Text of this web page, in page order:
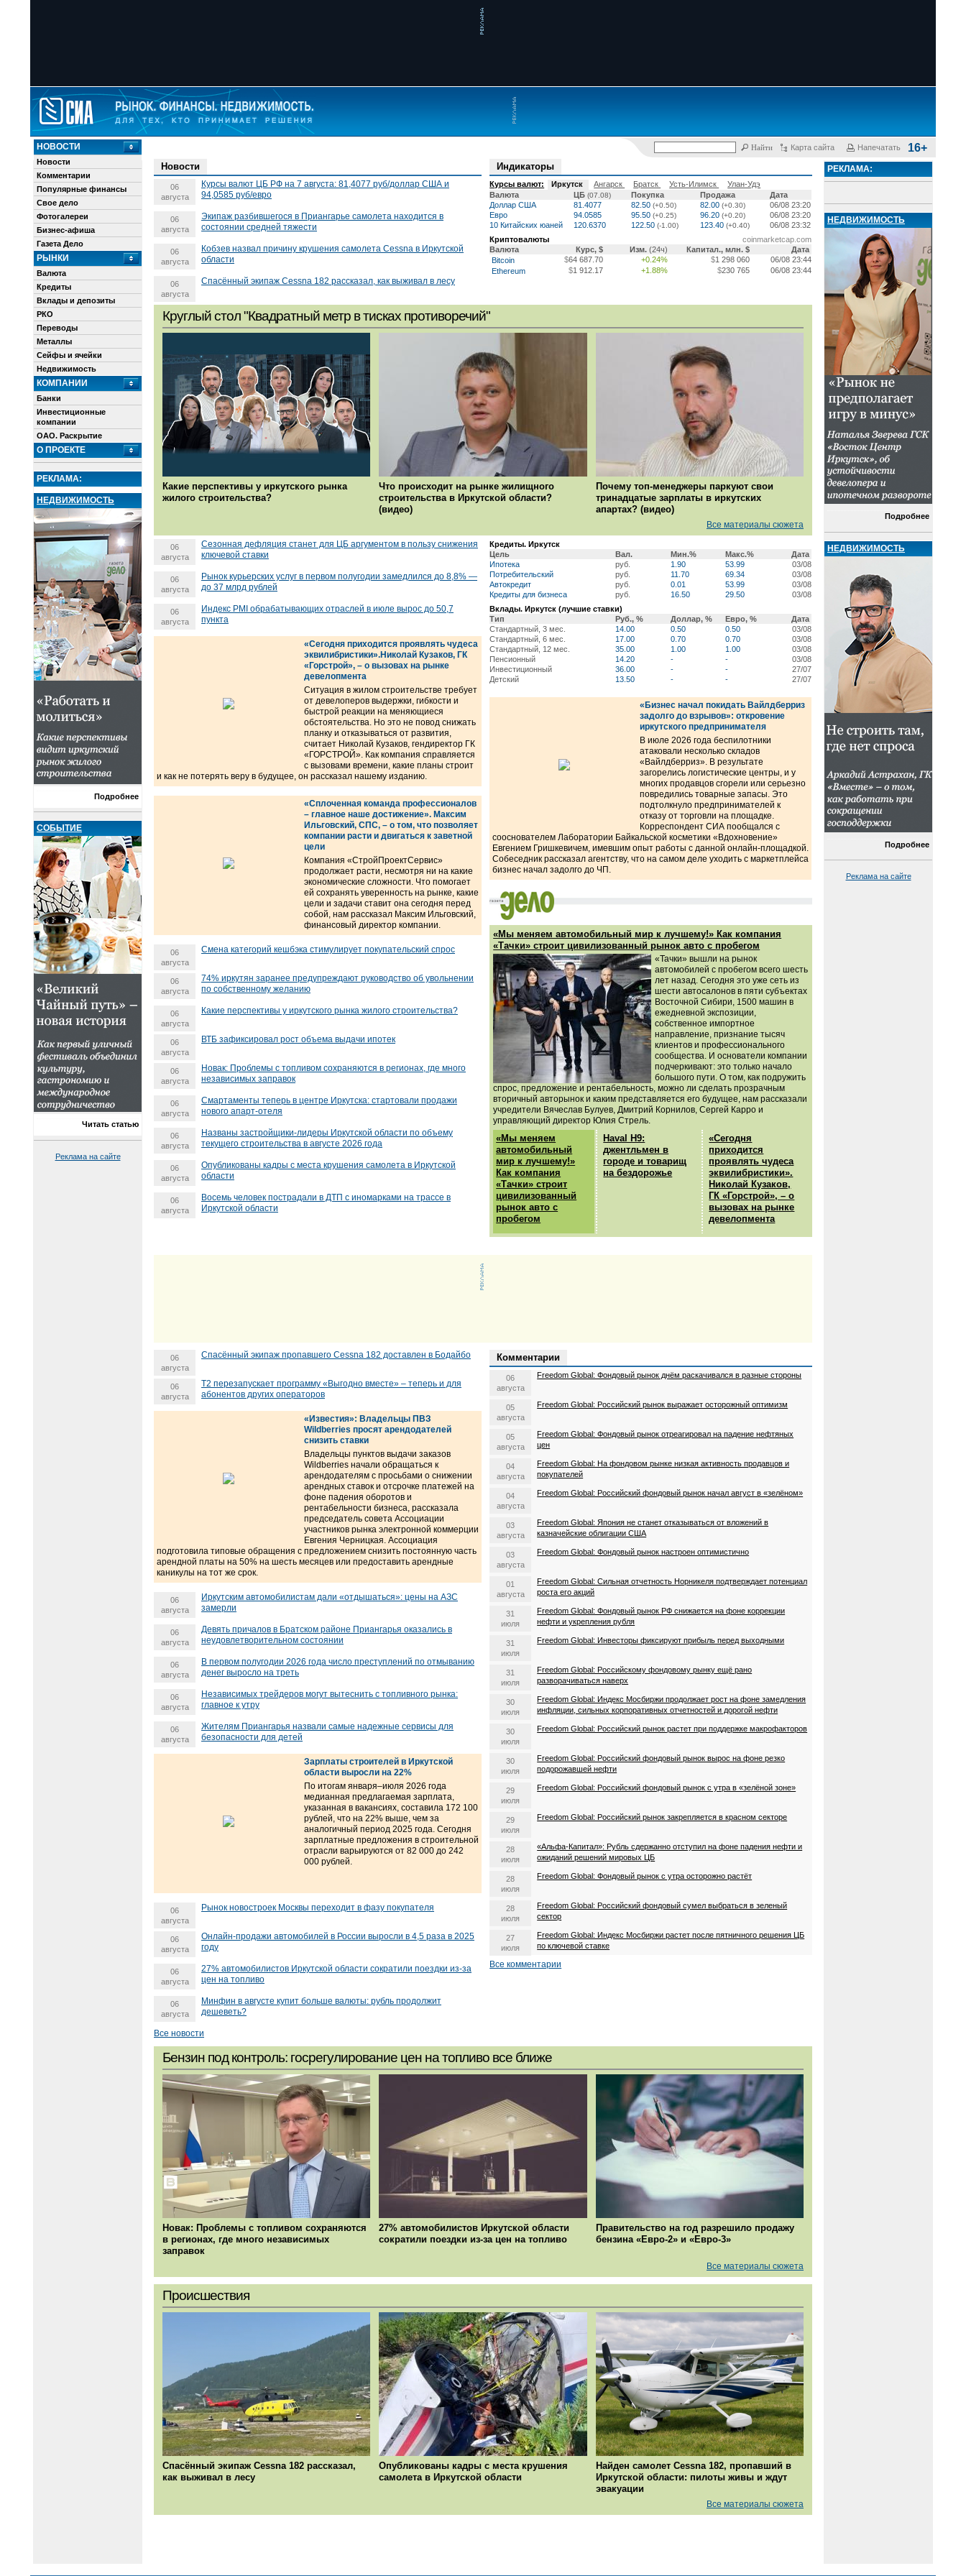
Карта сайта Напечатать 16+
НОВОСТИ
Новости
Комментарии
Популярные финансы
Свое дело
Фотогалереи
Бизнес-афиша
Газета Дело
РЫНКИ
Валюта
Кредиты
Вклады и депозиты
РКО
Переводы
Металлы
Сейфы и ячейки
Недвижимость
КОМПАНИИ
Банки
Инвестиционные
компании
ОАО. Раскрытие
О ПРОЕКТЕ
РЕКЛАМА:
НЕДВИЖИМОСТЬ
Подробнее
СОБЫТИЕ
Читать статью
Реклама на сайте
Новости
06
августа
Курсы валют ЦБ РФ на 7 августа: 81,4077 руб/доллар США и
94,0585 руб/евро
06
августа
Экипаж разбившегося в Приангарье самолета находится в
состоянии средней тяжести
06
августа
Кобзев назвал причину крушения самолета Cessna в Иркутской
области
06
августа
Спасённый экипаж Cessna 182 рассказал, как выживал в лесу
Индикаторы
Курсы валют: Иркутск Ангарск Братск Усть-Илимск
Улан-Удэ
Валюта
ЦБ(07.08) Покупка Продажа
Дата
Доллар США
81.4077 82.50(+0.50) 82.00(+0.30)
06/08 23:20
Евро
94.0585 95.50(+0.25) 96.20(+0.20)
06/08 23:20
10 Китайских юаней
120.6370 122.50(-1.00) 123.40(+0.40)
06/08 23:32
Криптовалюты
coinmarketcap.com
Валюта
Курс, $ Изм.(24ч) Капитал., млн. $
Дата
Bitcoin
$64 687.70 +0.24% $1 298 060
06/08 23:44
Ethereum
$1 912.17 +1.88% $230 765 06/08 23:44
Круглый стол "Квадратный метр в тисках противоречий"
Какие перспективы у иркутского рынка
жилого строительства?
Что происходит на рынке жилищного
строительства в Иркутской области?
(видео)
Почему топ-менеджеры паркуют свои
тринадцатые зарплаты в иркутских
апартах? (видео)
Все материалы сюжета
06
августа
Сезонная дефляция станет для ЦБ аргументом в пользу снижения
ключевой ставки
06
августа
Рынок курьерских услуг в первом полугодии замедлился до 8,8% —
до 37 млрд рублей
06
августа
Индекс PMI обрабатывающих отраслей в июле вырос до 50,7
пункта
«Сегодня приходится проявлять чудеса
эквилибристики».Николай Кузаков, ГК
«Горстрой», – о вызовах на рынке
девелопмента
Ситуация в жилом строительстве требует
от девелоперов выдержки, гибкости и
быстрой реакции на меняющиеся
обстоятельства. Но это не повод снижать
планку и отказываться от развития,
считает Николай Кузаков, гендиректор ГК
«ГОРСТРОЙ». Как компания справляется
с вызовами времени, какие планы строит
и как не потерять веру в будущее, он рассказал нашему изданию.
«Сплоченная команда профессионалов
– главное наше достижение». Максим
Ильговский, СПС, – о том, что позволяет
компании расти и двигаться к заветной
цели
Компания «СтройПроектСервис»
продолжает расти, несмотря ни на какие
экономические сложности. Что помогает
ей сохранять уверенность на рынке, какие
цели и задачи ставит она сегодня перед
собой, нам рассказал Максим Ильговский,
финансовый директор компании.
06
августа
Смена категорий кешбэка стимулирует покупательский спрос
06
августа
74% иркутян заранее предупреждают руководство об увольнении
по собственному желанию
06
августа
Какие перспективы у иркутского рынка жилого строительства?
06
августа
ВТБ зафиксировал рост объема выдачи ипотек
06
августа
Новак: Проблемы с топливом сохраняются в регионах, где много
независимых заправок
06
августа
Смартаменты теперь в центре Иркутска: стартовали продажи
нового апарт-отеля
06
августа
Названы застройщики-лидеры Иркутской области по объему
текущего строительства в августе 2026 года
06
августа
Опубликованы кадры с места крушения самолета в Иркутской
области
06
августа
Восемь человек пострадали в ДТП с иномарками на трассе в
Иркутской области
Кредиты. Иркутск
Цель
Вал. Мин.% Макс.%
Дата
Ипотека
руб. 1.90 53.99
03/08
Потребительский
руб. 11.70 69.34
03/08
Автокредит
руб. 0.01 53.99
03/08
Кредиты для бизнеса
руб. 16.50 29.50
03/08
Вклады. Иркутск (лучшие ставки)
Тип
Руб., % Доллар, % Евро, %
Дата
Стандартный, 3 мес.
14.00 0.50 0.50
03/08
Стандартный, 6 мес.
17.00 0.70 0.70
03/08
Стандартный, 12 мес.
35.00 1.00 1.00
03/08
Пенсионный
14.20 - -
03/08
Инвестиционный
36.00 - -
27/07
Детский
13.50 - - 27/07
«Бизнес начал покидать Вайлдберриз
задолго до взрывов»: откровение
иркутского предпринимателя
В июле 2026 года беспилотники
атаковали несколько складов
«Вайлдберриз». В результате
загорелись логистические центры, и у
многих продавцов сгорели или серьезно
повредились товарные запасы. Это
подтолкнуло предпринимателей к
отказу от торговли на площадке.
Корреспондент СИА пообщался с
сооснователем Лаборатории Байкальской косметики «Вдохновение»
Евгением Гришкевичем, имевшим опыт работы с данной онлайн-площадкой.
Собеседник рассказал агентству, что на самом деле уходить с маркетплейса
бизнес начал задолго до ЧП.
«Мы меняем автомобильный мир к лучшему!» Как компания
«Тачки» строит цивилизованный рынок авто с пробегом
«Тачки» вышли на рынок
автомобилей с пробегом всего шесть
лет назад. Сегодня это уже сеть из
шести автосалонов в пяти субъектах
Восточной Сибири, 1500 машин в
ежедневной экспозиции,
собственное импортное
направление, признание тысяч
клиентов и профессионального
сообщества. И основатели компании
подчеркивают: это только начало
большого пути. О том, как подружить
спрос, предложение и рентабельность, можно ли сделать прозрачным
вторичный авторынок и каким представляется его будущее, нам рассказали
учредители Вячеслав Булуев, Дмитрий Корнилов, Сергей Карро и
управляющий директор Юлия Стрель.
«Мы меняем
автомобильный
мир к лучшему!»
Как компания
«Тачки» строит
цивилизованный
рынок авто с
пробегом
Haval H9:
джентльмен в
городе и товарищ
на бездорожье
«Сегодня
приходится
проявлять чудеса
эквилибристики».
Николай Кузаков,
ГК «Горстрой», – о
вызовах на рынке
девелопмента
06
августа
Спасённый экипаж пропавшего Cessna 182 доставлен в Бодайбо
06
августа
Т2 перезапускает программу «Выгодно вместе» – теперь и для
абонентов других операторов
«Известия»: Владельцы ПВЗ
Wildberries просят арендодателей
снизить ставки
Владельцы пунктов выдачи заказов
Wildberries начали обращаться к
арендодателям с просьбами о снижении
арендных ставок и отсрочке платежей на
фоне падения оборотов и
рентабельности бизнеса, рассказала
председатель совета Ассоциации
участников рынка электронной коммерции
Евгения Черницкая. Ассоциация
подготовила типовые обращения с предложением снизить постоянную часть
арендной платы на 50% на шесть месяцев или предоставить арендные
каникулы на тот же срок.
06
августа
Иркутским автомобилистам дали «отдышаться»: цены на АЗС
замерли
06
августа
Девять причалов в Братском районе Приангарья оказались в
неудовлетворительном состоянии
06
августа
В первом полугодии 2026 года число преступлений по отмыванию
денег выросло на треть
06
августа
Независимых трейдеров могут вытеснить с топливного рынка:
главное к утру
06
августа
Жителям Приангарья назвали самые надежные сервисы для
безопасности для детей
Зарплаты строителей в Иркутской
области выросли на 22%
По итогам января–июля 2026 года
медианная предлагаемая зарплата,
указанная в вакансиях, составила 172 100
рублей, что на 22% выше, чем за
аналогичный период 2025 года. Сегодня
зарплатные предложения в строительной
отрасли варьируются от 82 000 до 242
000 рублей.
06
августа
Рынок новостроек Москвы переходит в фазу покупателя
06
августа
Онлайн-продажи автомобилей в России выросли в 4,5 раза в 2025
году
06
августа
27% автомобилистов Иркутской области сократили поездки из-за
цен на топливо
06
августа
Минфин в августе купит больше валюты: рубль продолжит
дешеветь?
Все новости
Комментарии
06
августа
Freedom Global: Фондовый рынок днём раскачивался в разные стороны
05
августа
Freedom Global: Российский рынок выражает осторожный оптимизм
05
августа
Freedom Global: Фондовый рынок отреагировал на падение нефтяных
цен
04
августа
Freedom Global: На фондовом рынке низкая активность продавцов и
покупателей
04
августа
Freedom Global: Российский фондовый рынок начал август в «зелёном»
03
августа
Freedom Global: Япония не станет отказываться от вложений в
казначейские облигации США
03
августа
Freedom Global: Фондовый рынок настроен оптимистично
01
августа
Freedom Global: Сильная отчетность Норникеля подтверждает потенциал
роста его акций
31
июля
Freedom Global: Фондовый рынок РФ снижается на фоне коррекции
нефти и укрепления рубля
31
июля
Freedom Global: Инвесторы фиксируют прибыль перед выходными
31
июля
Freedom Global: Российскому фондовому рынку ещё рано
разворачиваться наверх
30
июля
Freedom Global: Индекс Мосбиржи продолжает рост на фоне замедления
инфляции, сильных корпоративных отчетностей и дорогой нефти
30
июля
Freedom Global: Российский рынок растет при поддержке макрофакторов
30
июля
Freedom Global: Российский фондовый рынок вырос на фоне резко
подорожавшей нефти
29
июля
Freedom Global: Российский фондовый рынок с утра в «зелёной зоне»
29
июля
Freedom Global: Российский рынок закрепляется в красном секторе
28
июля
«Альфа-Капитал»: Рубль сдержанно отступил на фоне падения нефти и
ожиданий решений мировых ЦБ
28
июля
Freedom Global: Фондовый рынок с утра осторожно растёт
28
июля
Freedom Global: Российский фондовый сумел выбраться в зеленый
сектор
27
июля
Freedom Global: Индекс Мосбиржи растет после пятничного решения ЦБ
по ключевой ставке
Все комментарии
Бензин под контроль: госрегулирование цен на топливо все ближе
Новак: Проблемы с топливом сохраняются
в регионах, где много независимых
заправок
27% автомобилистов Иркутской области
сократили поездки из-за цен на топливо
Правительство на год разрешило продажу
бензина «Евро-2» и «Евро-3»
Все материалы сюжета
Происшествия
Спасённый экипаж Cessna 182 рассказал,
как выживал в лесу
Опубликованы кадры с места крушения
самолета в Иркутской области
Найден самолет Cessna 182, пропавший в
Иркутской области: пилоты живы и ждут
эвакуации
Все материалы сюжета
РЕКЛАМА:
НЕДВИЖИМОСТЬ
Подробнее
НЕДВИЖИМОСТЬ
Подробнее
Реклама на сайте